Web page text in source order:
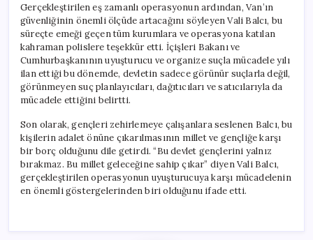
Gerçekleştirilen eş zamanlı operasyonun ardından, Van’ın
güvenliğinin önemli ölçüde artacağını söyleyen Vali Balcı, bu
süreçte emeği geçen tüm kurumlara ve operasyona katılan
kahraman polislere teşekkür etti. İçişleri Bakanı ve
Cumhurbaşkanının uyuşturucu ve organize suçla mücadele yılı
ilan ettiği bu dönemde, devletin sadece görünür suçlarla değil,
görünmeyen suç planlayıcıları, dağıtıcıları ve satıcılarıyla da
mücadele ettiğini belirtti.
Son olarak, gençleri zehirlemeye çalışanlara seslenen Balcı, bu
kişilerin adalet önüne çıkarılmasının millet ve gençliğe karşı
bir borç olduğunu dile getirdi. “Bu devlet gençlerini yalnız
bırakmaz. Bu millet geleceğine sahip çıkar” diyen Vali Balcı,
gerçekleştirilen operasyonun uyuşturucuya karşı mücadelenin
en önemli göstergelerinden biri olduğunu ifade etti.